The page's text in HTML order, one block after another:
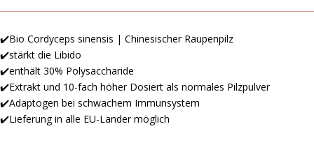
✔️Bio Cordyceps sinensis | Chinesischer Raupenpilz
✔️stärkt die Libido
✔️enthält 30% Polysaccharide
✔️Extrakt und 10-fach höher Dosiert als normales Pilzpulver
✔️Adaptogen bei schwachem Immunsystem
✔️Lieferung in alle EU-Länder möglich